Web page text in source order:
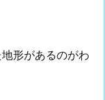
形があるのがわ